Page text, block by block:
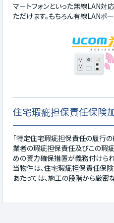
マートフォンといった無線LAN
ただけます。もちろん有線LANポー
住宅瑕疵担保責任保険
「特定住宅瑕疵担保責任の履行の
業者の瑕疵担保責任及びこの瑕
めの資力確保措置が義務付けられ
当物件は、住宅瑕疵担保責任保
あたっては、施工の段階から厳密